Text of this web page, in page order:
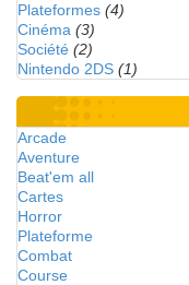
Plateformes (4)
Cinéma (3)
Société (2)
Nintendo 2DS (1)
Arcade
Aventure
Beat'em all
Cartes
Horror
Plateforme
Combat
Course